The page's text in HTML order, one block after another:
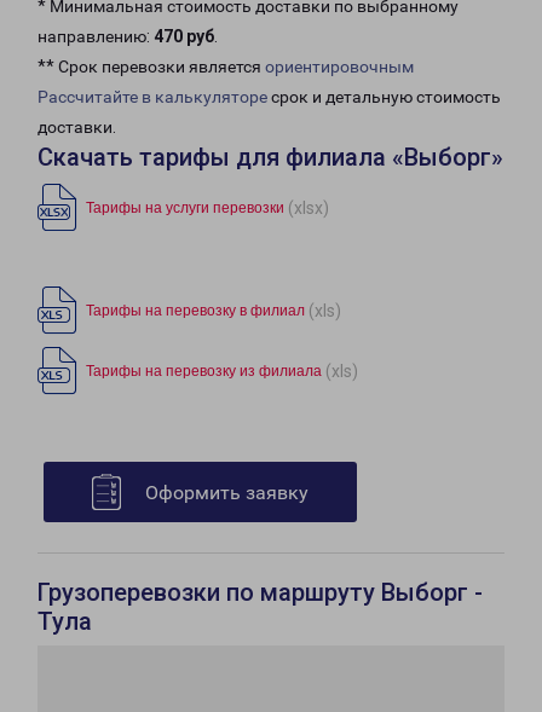
* Минимальная стоимость доставки по выбранному
направлению: 470 руб.
** Срок перевозки является ориентировочным
Рассчитайте в калькуляторесрок и детальную стоимость
доставки.
Скачать тарифы для филиала «Выборг»
Тарифы на услуги перевозки (xlsx)
Тарифы на перевозку в филиал (xls)
Тарифы на перевозку из филиала (xls)
Оформить заявку
Грузоперевозки по маршруту Выборг -
Тула